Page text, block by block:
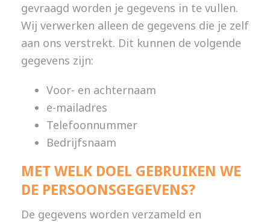
gevraagd worden je gegevens in te vullen.
Wij verwerken alleen de gegevens die je zelf
aan ons verstrekt. Dit kunnen de volgende
gegevens zijn:
Voor- en achternaam
e-mailadres
Telefoonnummer
Bedrijfsnaam
MET WELK DOEL GEBRUIKEN WE
DE PERSOONSGEGEVENS?
De gegevens worden verzameld en